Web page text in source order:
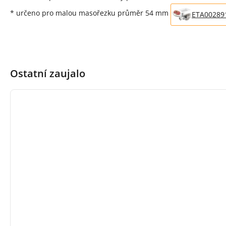
* určeno pro malou masořezku průměr 54 mm
Ostatní zaujalo